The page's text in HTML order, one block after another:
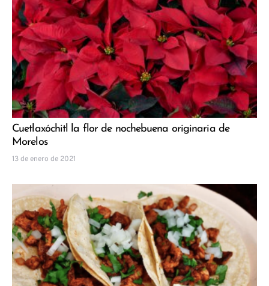
Cuetlaxóchitl la flor de nochebuena originaria de
Morelos
13 de enero de 2021